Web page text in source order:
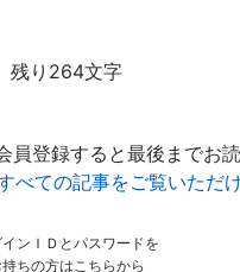
残り264文字
員登録すると最後までお
べての記事をご覧いただ
インＩＤとパスワードを
持ちの方はこちらから